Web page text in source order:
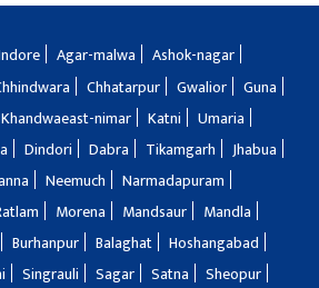
Agar-malwa
Ashok-nagar
Chhatarpur Gwalior
Guna
Khandwaeast-nimar Katni
Umaria
Dindori Dabra Tikamgarh
Jhabua
Neemuch
Narmadapuram
Morena Mandsaur
Mandla
Burhanpur Balaghat
Hoshangabad
Singrauli Sagar Satna
Sheopur